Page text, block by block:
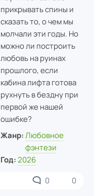
прикрывать спины и
сказать то, о чем мы
молчали эти годы. Но
можно ли построить
любовь на руинах
прошлого, если
кабина лифта готова
рухнуть в бездну при
первой же нашей
ошибке?
Жанр: Любовное
фэнтези
Год: 2026
0 0